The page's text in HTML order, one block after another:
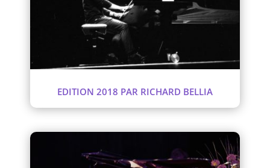
EDITION 2018 PAR RICHARD BELLIA